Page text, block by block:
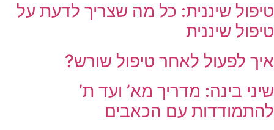
טיפול שיננית: כל מה שצריך לדעת על
טיפול שיננית
איך לפעול לאחר טיפול שורש?
שיני בינה: מדריך מא’ ועד ת’
להתמודדות עם הכאבים